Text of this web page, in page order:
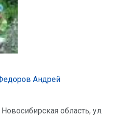
Андрей
область, ул.